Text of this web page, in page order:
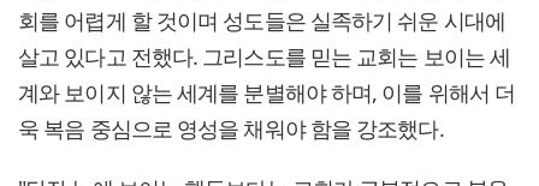
회를 어렵게 할 것이며 성도들은 실족하기 쉬운 시대에
살고 있다고 전했다. 그리스도를 믿는 교회는 보이는 세
계와 보이지 않는 세계를 분별해야 하며, 이를 위해서 더
욱 복음 중심으로 영성을 채워야 함을 강조했다.